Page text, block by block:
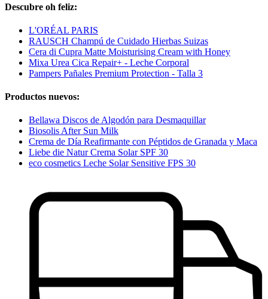
Descubre oh feliz:
L'ORÉAL PARIS
RAUSCH Champú de Cuidado Hierbas Suizas
Cera di Cupra Matte Moisturising Cream with Honey
Mixa Urea Cica Repair+ - Leche Corporal
Pampers Pañales Premium Protection - Talla 3
Productos nuevos:
Bellawa Discos de Algodón para Desmaquillar
Biosolis After Sun Milk
Crema de Día Reafirmante con Péptidos de Granada y Maca
Liebe die Natur Crema Solar SPF 30
eco cosmetics Leche Solar Sensitive FPS 30